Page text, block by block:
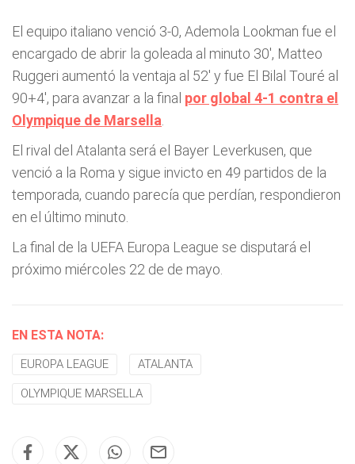
El equipo italiano venció 3-0, Ademola Lookman fue el
encargado de abrir la goleada al minuto 30', Matteo
Ruggeri aumentó la ventaja al 52' y fue El Bilal Touré al
90+4', para avanzar a la final por global 4-1 contra el
Olympique de Marsella
El rival del Atalanta será el Bayer Leverkusen, que
venció a la Roma y sigue invicto en 49 partidos de la
temporada, cuando parecía que perdían, respondieron
en el último minuto.
La final de la UEFA Europa League se disputará el
próximo miércoles 22 de de mayo.
EN ESTA NOTA:
EUROPA LEAGUE ATALANTA
OLYMPIQUE MARSELLA